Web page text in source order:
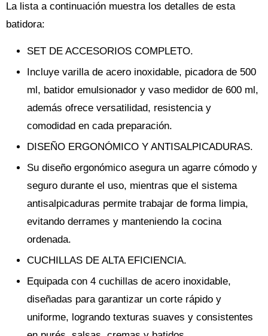
La lista a continuación muestra los detalles de esta
batidora:
SET DE ACCESORIOS COMPLETO.
Incluye varilla de acero inoxidable, picadora de 500
ml, batidor emulsionador y vaso medidor de 600 ml,
además ofrece versatilidad, resistencia y
comodidad en cada preparación.
DISEÑO ERGONÓMICO Y ANTISALPICADURAS.
Su diseño ergonómico asegura un agarre cómodo y
seguro durante el uso, mientras que el sistema
antisalpicaduras permite trabajar de forma limpia,
evitando derrames y manteniendo la cocina
ordenada.
CUCHILLAS DE ALTA EFICIENCIA.
Equipada con 4 cuchillas de acero inoxidable,
diseñadas para garantizar un corte rápido y
uniforme, logrando texturas suaves y consistentes